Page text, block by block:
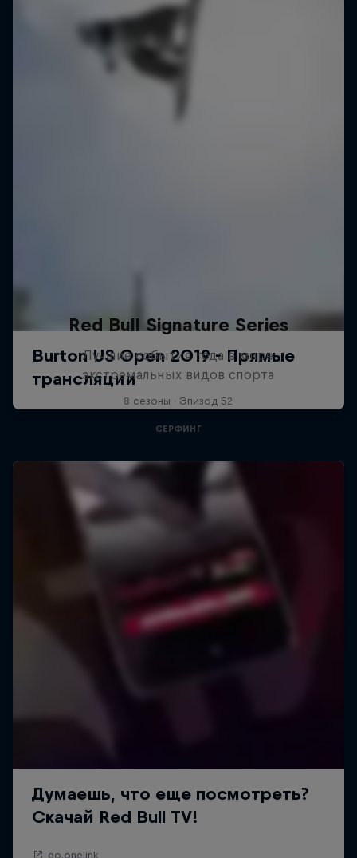
Red Bull Signature Series
Лучшие события года в мире
экстремальных видов спорта
8 сезоны · Эпизод 52
СЕРФИНГ